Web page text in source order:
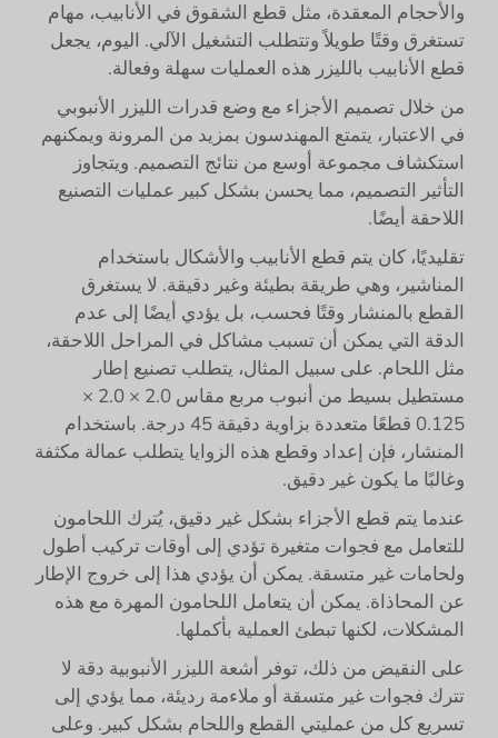
والأحجام المعقدة، مثل قطع الشقوق في الأنابيب، مهام
تستغرق وقتًا طويلاً وتتطلب التشغيل الآلي. اليوم، يجعل
قطع الأنابيب بالليزر هذه العمليات سهلة وفعالة.
من خلال تصميم الأجزاء مع وضع قدرات الليزر الأنبوبي
في الاعتبار، يتمتع المهندسون بمزيد من المرونة ويمكنهم
استكشاف مجموعة أوسع من نتائج التصميم. ويتجاوز
التأثير التصميم، مما يحسن بشكل كبير عمليات التصنيع
اللاحقة أيضًا.
تقليديًا، كان يتم قطع الأنابيب والأشكال باستخدام
المناشير، وهي طريقة بطيئة وغير دقيقة. لا يستغرق
القطع بالمنشار وقتًا فحسب، بل يؤدي أيضًا إلى عدم
الدقة التي يمكن أن تسبب مشاكل في المراحل اللاحقة،
مثل اللحام. على سبيل المثال، يتطلب تصنيع إطار
مستطيل بسيط من أنبوب مربع مقاس 2.0 × 2.0 ×
0.125 قطعًا متعددة بزاوية دقيقة 45 درجة. باستخدام
المنشار، فإن إعداد وقطع هذه الزوايا يتطلب عمالة مكثفة
وغالبًا ما يكون غير دقيق.
عندما يتم قطع الأجزاء بشكل غير دقيق، يُترك اللحامون
للتعامل مع فجوات متغيرة تؤدي إلى أوقات تركيب أطول
ولحامات غير متسقة. يمكن أن يؤدي هذا إلى خروج الإطار
عن المحاذاة. يمكن أن يتعامل اللحامون المهرة مع هذه
المشكلات، لكنها تبطئ العملية بأكملها.
على النقيض من ذلك، توفر أشعة الليزر الأنبوبية دقة لا
تترك فجوات غير متسقة أو ملاءمة رديئة، مما يؤدي إلى
تسريع كل من عمليتي القطع واللحام بشكل كبير. وعلى